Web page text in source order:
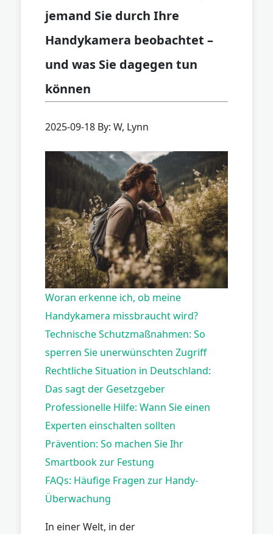
jemand Sie durch Ihre
Handykamera beobachtet –
und was Sie dagegen tun
können
2025-09-18 By: W, Lynn
Woran erkenne ich, ob meine
Handykamera missbraucht wird?
Technische Schutzmaßnahmen: So
sperren Sie unerwünschten Zugriff
Rechtliche Situation in Deutschland:
Das sagt der Gesetzgeber
Professionelle Hilfe: Wann Sie einen
Experten einschalten sollten
Prävention: So machen Sie Ihr
Smartbook zur Festung
FAQs: Häufige Fragen zur Handy-
Überwachung
In einer Welt, in der